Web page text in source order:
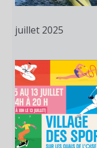
juillet 2025